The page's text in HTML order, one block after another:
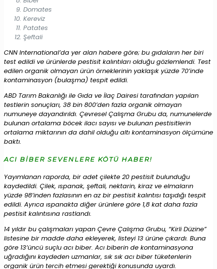
Domates
Kereviz
Patates
Şeftali
CNN International’da yer alan habere göre; bu gıdaların her biri
test edildi ve ürünlerde pestisit kalıntıları olduğu gözlemlendi. Test
edilen organik olmayan ürün örneklerinin yaklaşık yüzde 70’inde
kontaminasyon (bulaşma) tespit edildi.
ABD Tarım Bakanlığı ile Gıda ve İlaç Dairesi tarafından yapılan
testlerin sonuçları, 38 bin 800’den fazla organik olmayan
numuneye dayandırıldı. Çevresel Çalışma Grubu da, numunelerde
bulunan ortalama böcek ilacı sayısı ve bulunan pestisitlerin
ortalama miktarının da dahil olduğu altı kontaminasyon ölçümüne
baktı.
ACI BİBER SEVENLERE KÖTÜ HABER!
Yayımlanan raporda, bir adet çilekte 20 pestisit bulunduğu
kaydedildi. Çilek, ıspanak, şeftali, nektarin, kiraz ve elmaların
yüzde 98’inden fazlasının en az bir pestisit kalıntısı taşıdığı tespit
edildi. Ayrıca ıspanakta diğer ürünlere göre 1,8 kat daha fazla
pestisit kalıntısına rastlandı.
14 yıldır bu çalışmaları yapan Çevre Çalışma Grubu, “Kirli Düzine”
listesine bir madde daha ekleyerek, listeyi 13 ürüne çıkardı. Buna
göre 13’üncü suçlu acı biber. Acı biberin de kontaminasyona
uğradığını kaydeden uzmanlar, sık sık acı biber tüketenlerin
organik ürün tercih etmesi gerektiği konusunda uyardı.